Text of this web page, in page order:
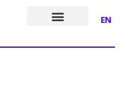
EN